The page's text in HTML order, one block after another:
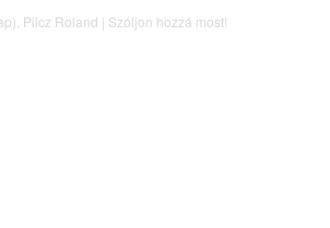
Pilcz Roland | Szóljon hozzá most!